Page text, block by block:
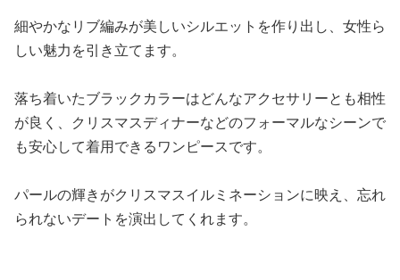
細やかなリブ編みが美しいシルエットを作り出し、女性ら
しい魅力を引き立てます。
落ち着いたブラックカラーはどんなアクセサリーとも相性
が良く、クリスマスディナーなどのフォーマルなシーンで
も安心して着用できるワンピースです。
パールの輝きがクリスマスイルミネーションに映え、忘れ
られないデートを演出してくれます。